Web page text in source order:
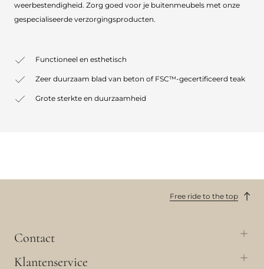
weerbestendigheid. Zorg goed voor je buitenmeubels met onze
gespecialiseerde verzorgingsproducten.
Functioneel en esthetisch
Zeer duurzaam blad van beton of FSC™-gecertificeerd teak
Grote sterkte en duurzaamheid
Free ride to the top
Contact
Klantenservice